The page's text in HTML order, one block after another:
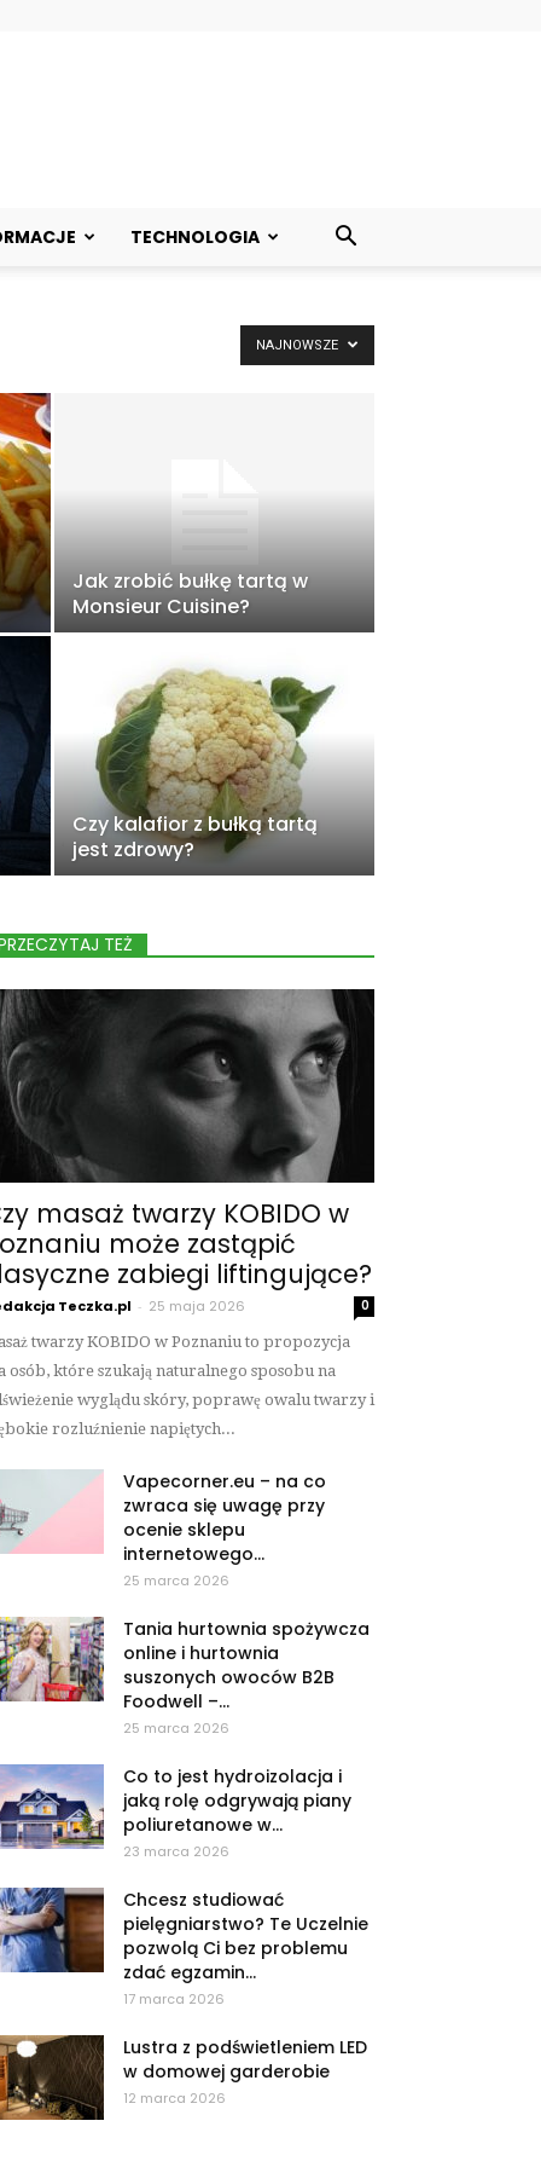
TECHNOLOGIA
NAJNOWSZE
Jak zrobić bułkę tartą w
Monsieur Cuisine?
Czy kalafior z bułką tartą
jest zdrowy?
TEŻ
masaż twarzy KOBIDO w
może zastąpić
zabiegi liftingujące?
Teczka.pl - 25 maja 2026
0
twarzy KOBIDO w Poznaniu to propozycja
osób, które szukają naturalnego sposobu na
wyglądu skóry, poprawę owalu twarzy i
rozluźnienie napiętych...
Vapecorner.eu – na co
zwraca się uwagę przy
ocenie sklepu
internetowego...
25 marca 2026
Tania hurtownia spożywcza
online i hurtownia
suszonych owoców B2B
Foodwell –...
25 marca 2026
Co to jest hydroizolacja i
jaką rolę odgrywają piany
poliuretanowe w...
23 marca 2026
Chcesz studiować
pielęgniarstwo? Te Uczelnie
pozwolą Ci bez problemu
zdać egzamin...
17 marca 2026
Lustra z podświetleniem LED
w domowej garderobie
12 marca 2026